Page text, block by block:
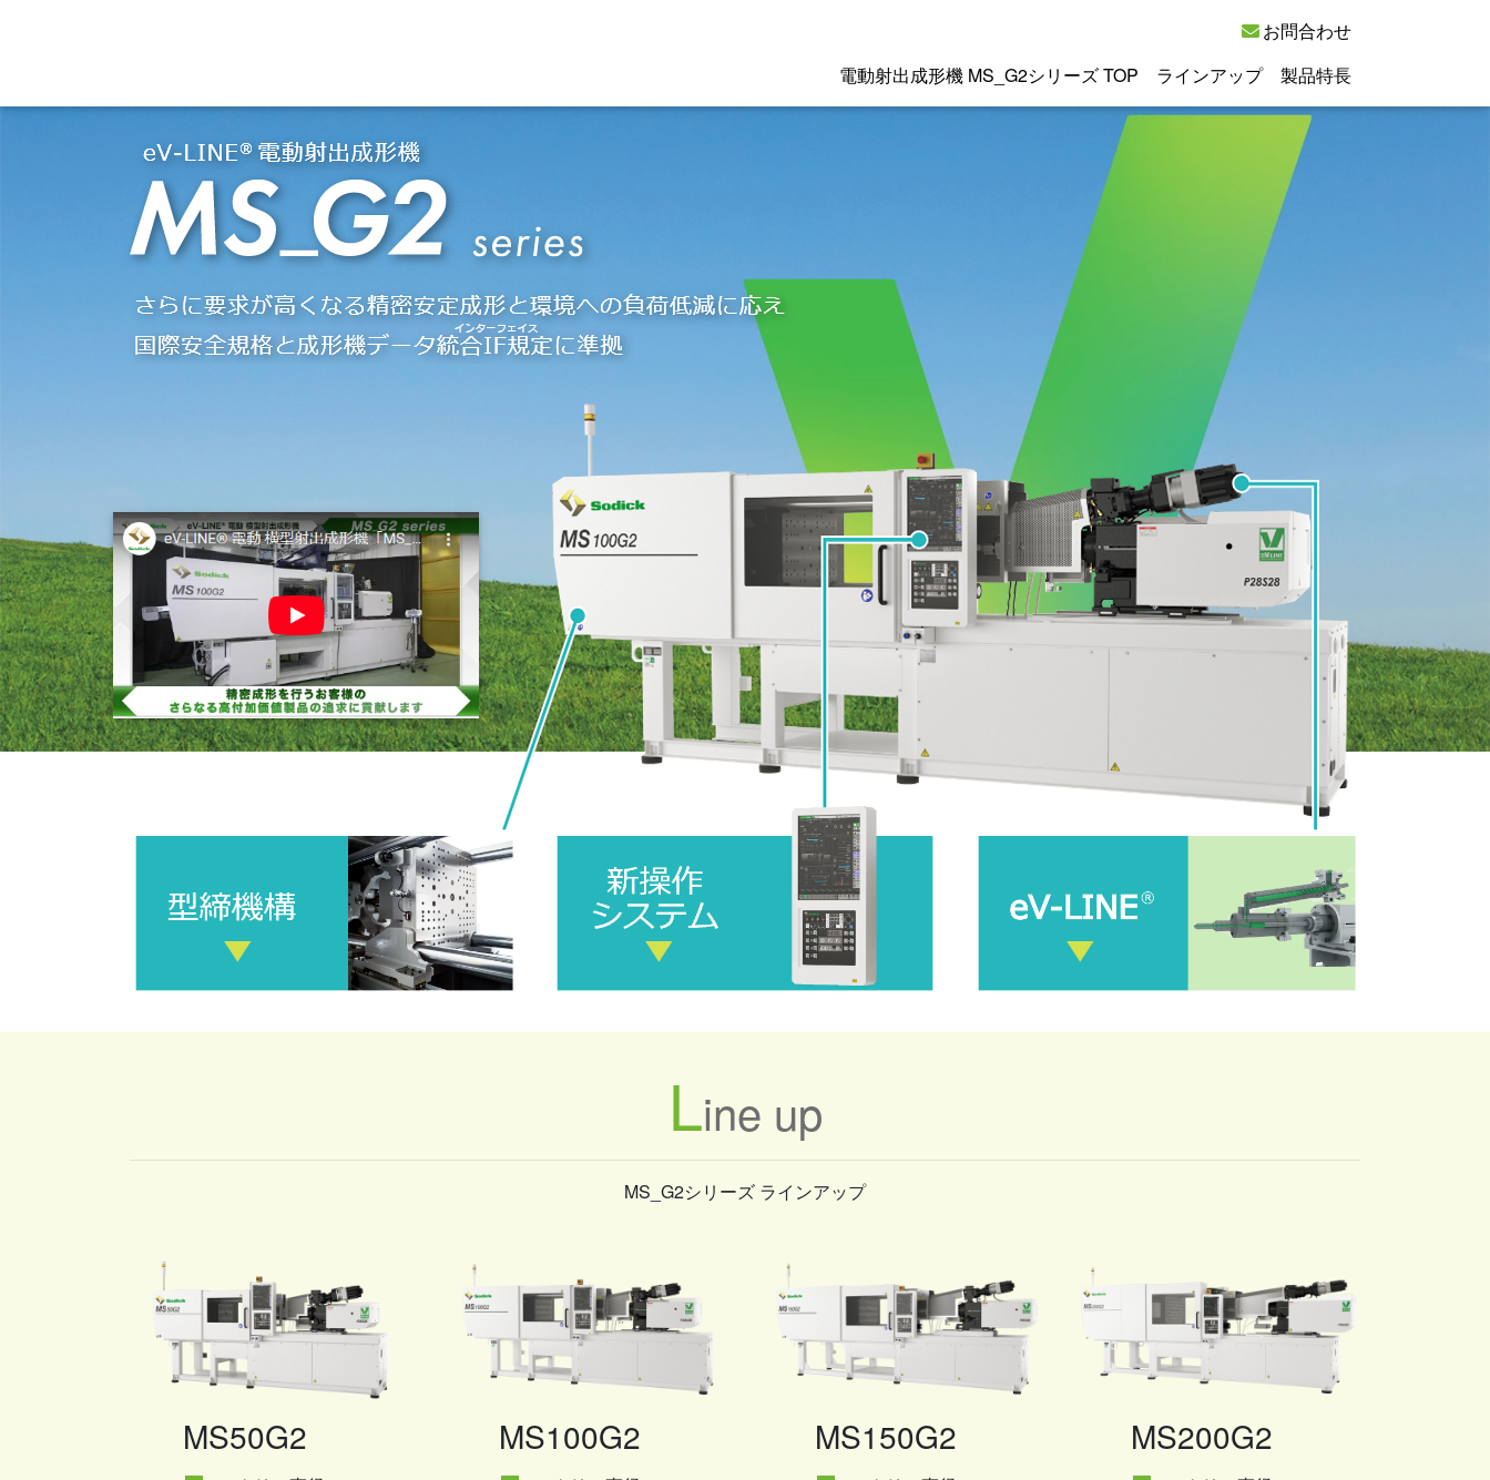
お問合わせ
電動射出成形機 MS_G2シリーズ TOP
ラインアップ 製品特長
Line up
MS_G2シリーズ ラインアップ
MS50G2 MS100G2 MS150G2 MS200G2